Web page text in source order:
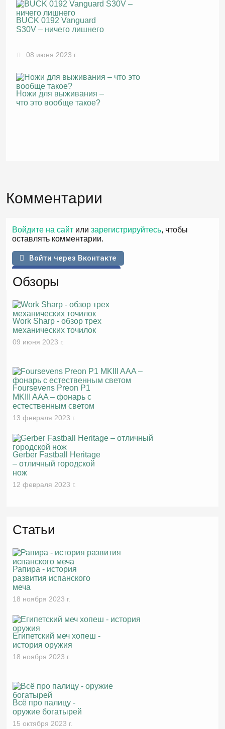
BUCK 0192 Vanguard
S30V – ничего лишнего
08 июня 2023 г.
Ножи для выживания –
что это вообще такое?
Комментарии
Войдите на сайт или зарегистрируйтесь, чтобы
оставлять комментарии.
Войти через Вконтакте
Обзоры
Work Sharp - обзор трех
механических точилок
09 июня 2023 г.
Foursevens Preon P1
MKIII AAA – фонарь с
естественным светом
13 февраля 2023 г.
Gerber Fastball Heritage
– отличный городской
нож
12 февраля 2023 г.
Статьи
Рапира - история
развития испанского
меча
18 ноября 2023 г.
Египетский меч хопеш -
история оружия
18 ноября 2023 г.
Всё про палицу -
оружие богатырей
15 октября 2023 г.